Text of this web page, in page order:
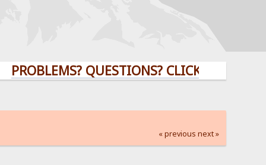
QUESTIONS? CLICK HERE!
« previous next »